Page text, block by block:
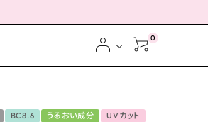
0
BC8.6 うるおい成分
UVカット